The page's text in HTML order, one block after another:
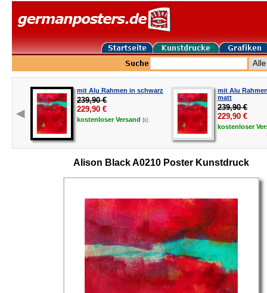
mit Alu Rahmen in schwarz
239,90 €
229,90 €
kostenloserVersand [i]
mit Alu
matt
239,90 €
229,90 €
kostenloser
Alison Black A0210 Poster Kunstdruck